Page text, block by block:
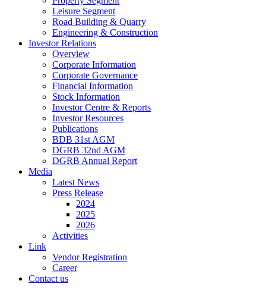
Leisure Segment
Road Building & Quarry
Engineering & Construction
Investor Relations
Overview
Corporate Information
Corporate Governance
Financial Information
Stock Information
Investor Centre & Reports
Investor Resources
Publications
BDB 31st AGM
DGRB 32nd AGM
DGRB Annual Report
Media
Latest News
Press Release
2024
2025
2026
Activities
Link
Vendor Registration
Career
Contact us